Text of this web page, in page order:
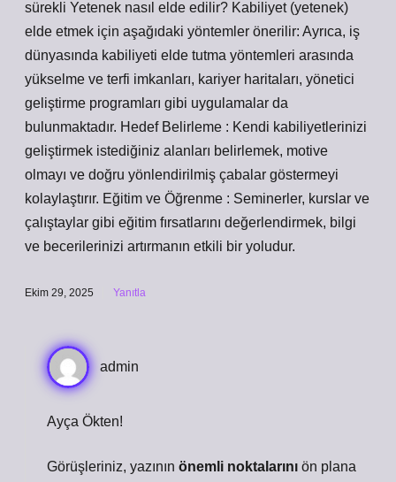
sürekli Yetenek nasıl elde edilir? Kabiliyet (yetenek)
elde etmek için aşağıdaki yöntemler önerilir: Ayrıca, iş
dünyasında kabiliyeti elde tutma yöntemleri arasında
yükselme ve terfi imkanları, kariyer haritaları, yönetici
geliştirme programları gibi uygulamalar da
bulunmaktadır. Hedef Belirleme : Kendi kabiliyetlerinizi
geliştirmek istediğiniz alanları belirlemek, motive
olmayı ve doğru yönlendirilmiş çabalar göstermeyi
kolaylaştırır. Eğitim ve Öğrenme : Seminerler, kurslar ve
çalıştaylar gibi eğitim fırsatlarını değerlendirmek, bilgi
ve becerilerinizi artırmanın etkili bir yoludur.
Ekim 29, 2025 Yanıtla
admin
Ayça Ökten!
Görüşleriniz, yazının önemli noktalarını ön plana